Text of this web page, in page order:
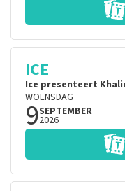
ICE
Ice presenteert
WOENSDAG
9SEPTEMBER
2026